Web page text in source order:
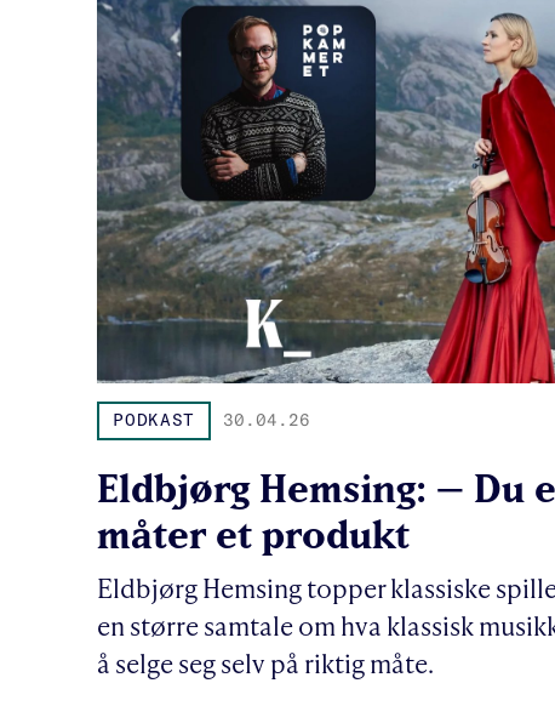
PODKAST 30.04.26
Eldbjørg Hemsing: – Du
måter et produkt
Eldbjørg Hemsing topper klassiske
en større samtale om hva klassisk
å selge seg selv på riktig måte.